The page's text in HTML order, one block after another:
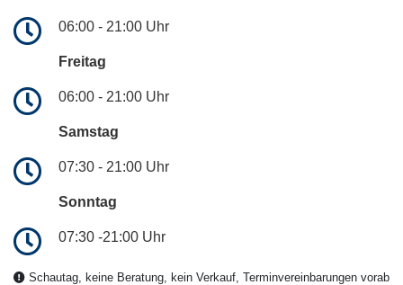
06:00 - 21:00 Uhr
Freitag
06:00 - 21:00 Uhr
Samstag
07:30 - 21:00 Uhr
Sonntag
07:30 -21:00 Uhr
Schautag, keine Beratung, kein Verkauf, Terminvereinbarungen vorab